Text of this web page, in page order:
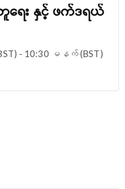
တူရေး နှင့် ဖက်ဒရယ်
- 10:30 မနက် (BST)